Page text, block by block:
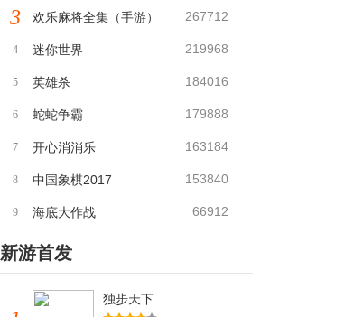
3 欢乐麻将全集（手游） 267712
4 迷你世界 219968
5 英雄杀 184016
6 蛇蛇争霸 179888
7 开心消消乐 163184
8 中国象棋2017 153840
9 海底大作战 66912
新游首发
独步天下